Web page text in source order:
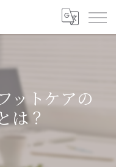
ットケアの
は？